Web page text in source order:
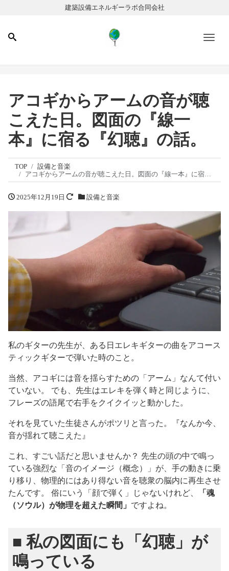
建築設備エネルギーラボ合同会社
アコギからアームの音が聴
こえた日。図面の『線一
本』に宿る『幻聴』の話。
TOP
設備と音楽
アコギからアームの音が聴こえた日。図面の『線一本』に宿る『幻聴』の話。
2025年12月19日 設備と音楽
私のギターの先生が、ある日エレキギターの曲をアコース
ティックギターで弾いた時のこと。
当然、アコギには音を揺らすための「アーム」なんて付い
ていない。 でも、先生はエレキを弾く時と同じように、
フレーズの語尾で右手をクイクイッと動かした。
それを見ていた生徒さんがポツリと言った。『なんか今、
音が揺れて聴こえた』
これ、すごい話だと思いませんか？ 先生の頭の中で鳴っ
ている強烈な「音のイメージ（概念）」が、手の動きに乗
り移り、物理的にはあり得ない音を聴衆の脳内に再生させ
たんです。 俗にいう「顔で弾く」じゃないけれど、
「魂
（ソウル）が物理を超えた瞬間」 ですよね。
■ 私の図面にも「幻聴」が
鳴っている